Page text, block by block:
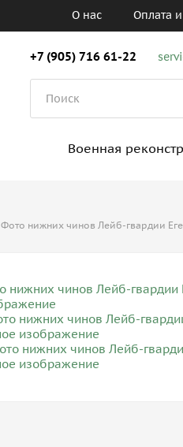
О нас Оплата
+7 (905) 716 61-22
Военная
Фото нижних чинов Лейб-гвардии